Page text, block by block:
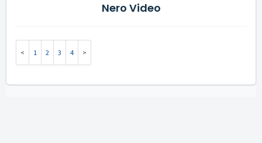
Nero Video
1 2 3 4